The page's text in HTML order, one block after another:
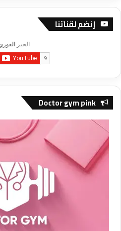
إنضم لقناتنا
Doctor gym pink